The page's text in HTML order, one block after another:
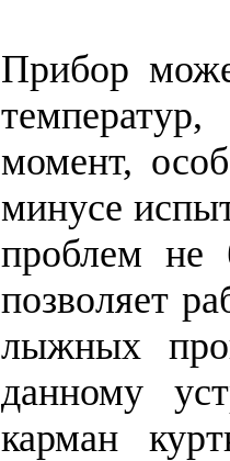
Прибор
момент,
минусе
проблем не
позволяет
лыжных
данному
карман